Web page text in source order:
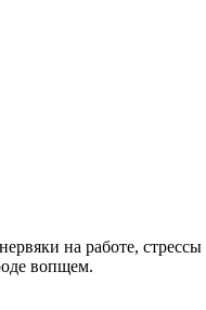
на работе,
вопщем.